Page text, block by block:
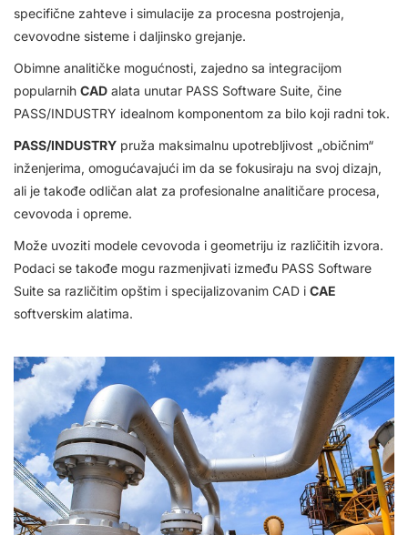
specifične zahteve i simulacije za procesna postrojenja,
cevovodne sisteme i daljinsko grejanje.
Obimne analitičke mogućnosti, zajedno sa integracijom
popularnih CAD alata unutar PASS Software Suite, čine
PASS/INDUSTRY idealnom komponentom za bilo koji radni tok.
PASS/INDUSTRY pruža maksimalnu upotrebljivost „običnim“
inženjerima, omogućavajući im da se fokusiraju na svoj dizajn,
ali je takođe odličan alat za profesionalne analitičare procesa,
cevovoda i opreme.
Može uvoziti modele cevovoda i geometriju iz različitih izvora.
Podaci se takođe mogu razmenjivati između PASS Software
Suite sa različitim opštim i specijalizovanim CAD i CAE
softverskim alatima.